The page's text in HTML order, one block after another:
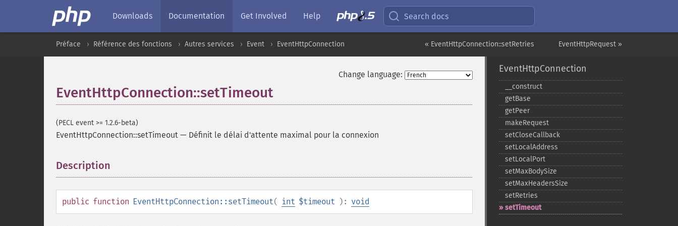
Downloads Documentation Get Involved Help Search docs
EventHttpRequest »
« EventHttpConnection::setRetries
Préface Référence des fonctions Autres services Event EventHttpConnection
Change language:
EventHttpConnection::setTimeout
(PECL event >= 1.2.6-beta)
EventHttpConnection::setTimeout — Définit le délai d'attente maximal pour la connexion
Description
public function EventHttpConnection::setTimeout( int $timeout ): void
EventHttpConnection
_​_​construct
getBase
getPeer
makeRequest
setCloseCallback
setLocalAddress
setLocalPort
setMaxBodySize
setMaxHeadersSize
setRetries
setTimeout